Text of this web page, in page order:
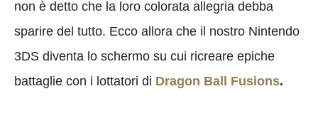
non è detto che la loro colorata allegria debba
sparire del tutto. Ecco allora che il nostro Nintendo
3DS diventa lo schermo su cui ricreare epiche
battaglie con i lottatori di Dragon Ball Fusions.